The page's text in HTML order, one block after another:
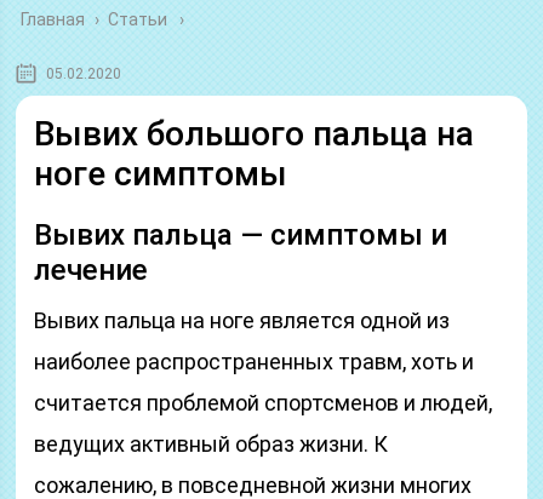
Главная › Статьи
05.02.2020
Вывих большого пальца на
ноге симптомы
Вывих пальца — симптомы и
лечение
Вывих пальца на ноге является одной из
наиболее распространенных травм, хоть и
считается проблемой спортсменов и людей,
ведущих активный образ жизни. К
сожалению, в повседневной жизни многих